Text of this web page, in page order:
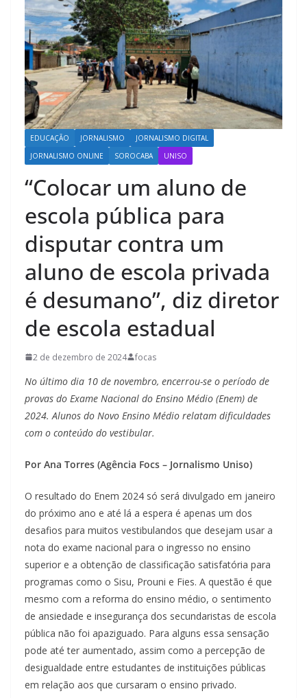
EDUCAÇÃO JORNALISMO
JORNALISMO DIGITAL
JORNALISMO ONLINE
SOROCABA UNISO
“Colocar um aluno de
escola pública para
disputar contra um
aluno de escola privada
é desumano”, diz diretor
de escola estadual
2 de dezembro de 2024 focas
No último dia 10 de novembro, encerrou-se o período de
provas do Exame Nacional do Ensino Médio (Enem) de
2024. Alunos do Novo Ensino Médio relatam dificuldades
com o conteúdo do vestibular.
Por Ana Torres (Agência Focs – Jornalismo Uniso)
O resultado do Enem 2024 só será divulgado em janeiro
do próximo ano e até lá a espera é apenas um dos
desafios para muitos vestibulandos que desejam usar a
nota do exame nacional para o ingresso no ensino
superior e a obtenção de classificação satisfatória para
programas como o Sisu, Prouni e Fies. A questão é que
mesmo com a reforma do ensino médio, o sentimento
de ansiedade e insegurança dos secundaristas de escola
pública não foi apaziguado. Para alguns essa sensação
pode até ter aumentado, assim como a percepção de
desigualdade entre estudantes de instituições públicas
em relação aos que cursaram o ensino privado.